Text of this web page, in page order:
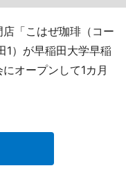
「こはぜ珈琲（コー
1）が早稲田大学早稲
オープンして1カ月